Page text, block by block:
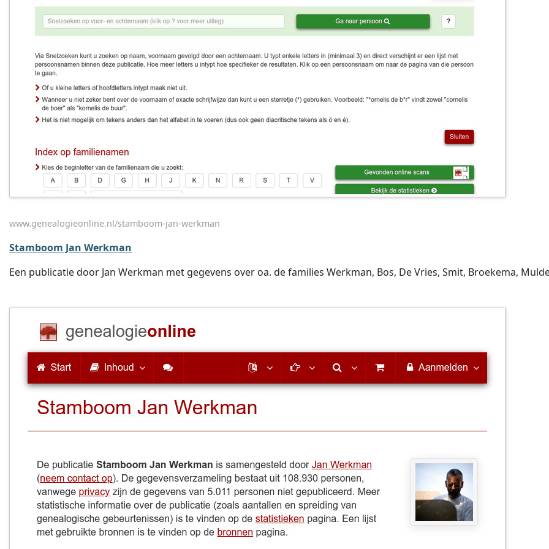
www.genealogieonline.nl/stamboom-jan-werkman
Stamboom Jan Werkman
Een publicatie door Jan Werkman met gegevens over oa. de families Werkman, Bos, De Vries, Smit, Broekema,